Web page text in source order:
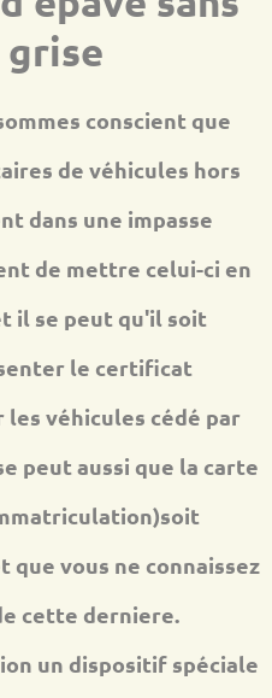
conscient que
de véhicules hors
dans une impasse
de mettre celui-ci en
il se peut qu'il soit
le certificat
véhicules cédé par
peut aussi que la carte
vous ne connaissez
cette derniere.
un dispositif spéciale